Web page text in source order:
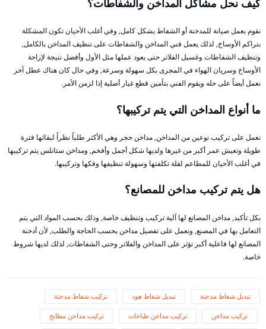
كيف نحل مشاكل المداخن والشفاطات؟
نقوم بعمل صيانة للمدخنة أو الشفاط بشكل كامل, وفي أغلب الأحيان تكون المشكلة
بتراكم الأوساخ, لذلك يعمل فني المداخن والشفاطات على تنظيف المداخن بالكامل,
وتنظيف الشفاطات وغسيل الفلاتر حتى يعود عملها مثل الأول وأفضل نتيجة لإزاحة
الأوساخ وسريان الهواء في المجرى بكل سهولة وسرعة, وفي حال كان هناك عطل آخر
نعمل أيضاً على حله ويقوم الفني بتأمين قطع غيار أصلية إذا لزمن الأمر.
ما أنواع المداخن التي يتم تركيبها؟
نعمل على تركيب نوعين من المداخن, مداخن حجر وهي الأكثر طلباً نظراً لبقائها فترة
طويلة وتعيش عمر أكبر من غيرها ولديها شكل أجمل وأفخم, ومداخن ستانلس يتم تركيبها
في أغلب الأحيان للمطاعم لقلة تكلفتها وسهولة تنظيفها وفكها وتركيبها.
هل يتم تركيب مداخن للمصانع؟
بكل تأكيد, مداخن المصانع لها آلية تركيب وتنظيف خاصة, وذلك بحسب المواد التي يتم
التعامل بها في المصنع, ونعمل على تفصيل مداخن بحسب الحاجة والطلب, لأن أدخنة
المصانع لها فاعلية أكبر تؤثر على المداخن والفلاتر وحتى الشفاطات, لذلك لديها شروط
خاصة.
تبديل شفاط مدخنة تبديل شفاط هود تركيب شفاط مدخنة
تركيب مداخن تركيب مداخن طباخات تركيب مداخن مطابخ